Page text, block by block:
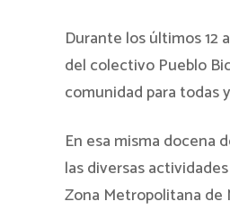
Durante los últimos 12
del colectivo Pueblo
comunidad para todas
En esa misma docena
las diversas
Zona Metropolitana de